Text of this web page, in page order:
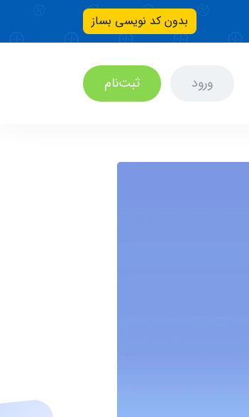
بدون کد نویسی بساز
ورود ثبت‌نام